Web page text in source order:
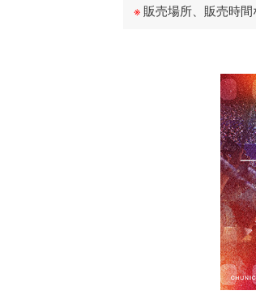
販売場所、販売時